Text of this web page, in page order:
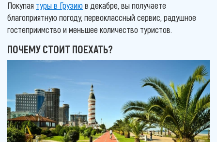
Покупая туры в Грузиюв декабре, вы получаете
благоприятную погоду, первоклассный сервис, радушное
гостеприимство и меньшее количество туристов.
ПОЧЕМУ СТОИТ ПОЕХАТЬ?